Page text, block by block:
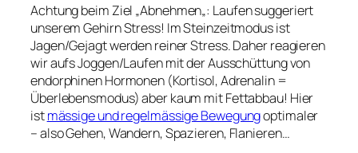
Achtung beim Ziel „Abnehmen„: Laufen suggeriert
unserem Gehirn Stress! Im Steinzeitmodus ist
Jagen/Gejagt werden reiner Stress. Daher reagieren
wir aufs Joggen/Laufen mit der Ausschüttung von
endorphinen Hormonen (Kortisol, Adrenalin =
Überlebensmodus) aber kaum mit Fettabbau! Hier
istmässige und regelmässige Bewegungoptimaler
– also Gehen, Wandern, Spazieren, Flanieren…